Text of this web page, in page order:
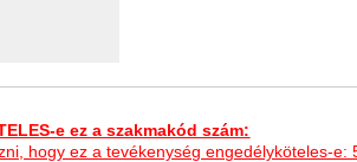
e ez a szakmakód szám:
hogy ez a tevékenység engedélyköteles-e: